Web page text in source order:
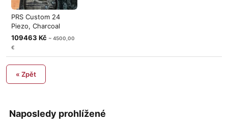
Naposledy prohlížené
PRS Custom 24
Piezo, Charcoal
Burst
109463 Kč ~ 4500,00
€
« Zpět